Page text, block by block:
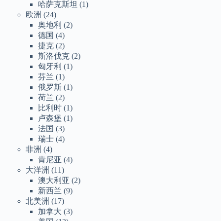
哈萨克斯坦 (1)
欧洲 (24)
奥地利 (2)
德国 (4)
捷克 (2)
斯洛伐克 (2)
匈牙利 (1)
芬兰 (1)
俄罗斯 (1)
荷兰 (2)
比利时 (1)
卢森堡 (1)
法国 (3)
瑞士 (4)
非洲 (4)
肯尼亚 (4)
大洋洲 (11)
澳大利亚 (2)
新西兰 (9)
北美洲 (17)
加拿大 (3)